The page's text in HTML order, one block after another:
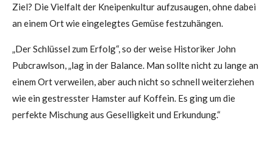
Ziel? Die Vielfalt der Kneipenkultur aufzusaugen, ohne dabei
an einem Ort wie eingelegtes Gemüse festzuhängen.
„Der Schlüssel zum Erfolg“, so der weise Historiker John
Pubcrawlson, „lag in der Balance. Man sollte nicht zu lange an
einem Ort verweilen, aber auch nicht so schnell weiterziehen
wie ein gestresster Hamster auf Koffein. Es ging um die
perfekte Mischung aus Geselligkeit und Erkundung.“